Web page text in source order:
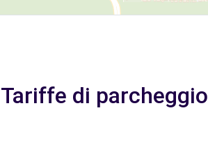
Tariffe di